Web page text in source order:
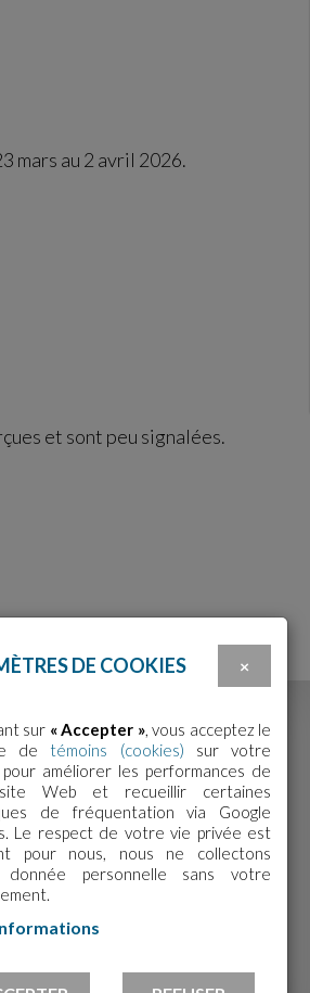
mars au 2 avril 2026.
et sont peu signalées.
À NOTRE
×
DE COOKIES
sur « Accepter », vous acceptez le
de témoins (cookies) sur votre
pour améliorer les performances de
Web et recueillir certaines
de fréquentation via Google
Le respect de votre vie privée est
pour nous, nous ne collectons
donnée personnelle sans votre